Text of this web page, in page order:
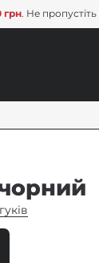
грн. Не